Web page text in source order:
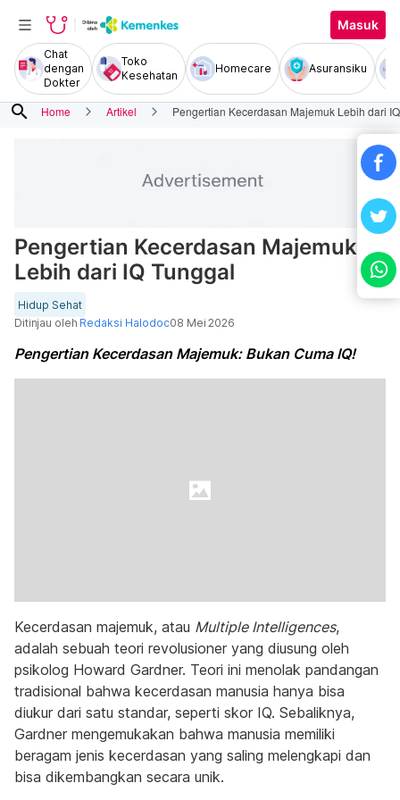
Masuk
Chat
dengan
Dokter
Toko
Kesehatan
Homecare Asuransiku
search Home Artikel Pengertian Kecerdasan Majemuk Lebih dari
Pengertian Kecerdasan Majemuk
Lebih dari IQ Tunggal
Hidup Sehat
Ditinjau oleh Redaksi Halodoc08 Mei 2026
Pengertian Kecerdasan Majemuk: Bukan Cuma IQ!
Kecerdasan majemuk, atau Multiple Intelligences,
adalah sebuah teori revolusioner yang diusung oleh
psikolog Howard Gardner. Teori ini menolak pandangan
tradisional bahwa kecerdasan manusia hanya bisa
diukur dari satu standar, seperti skor IQ. Sebaliknya,
Gardner mengemukakan bahwa manusia memiliki
beragam jenis kecerdasan yang saling melengkapi dan
bisa dikembangkan secara unik.